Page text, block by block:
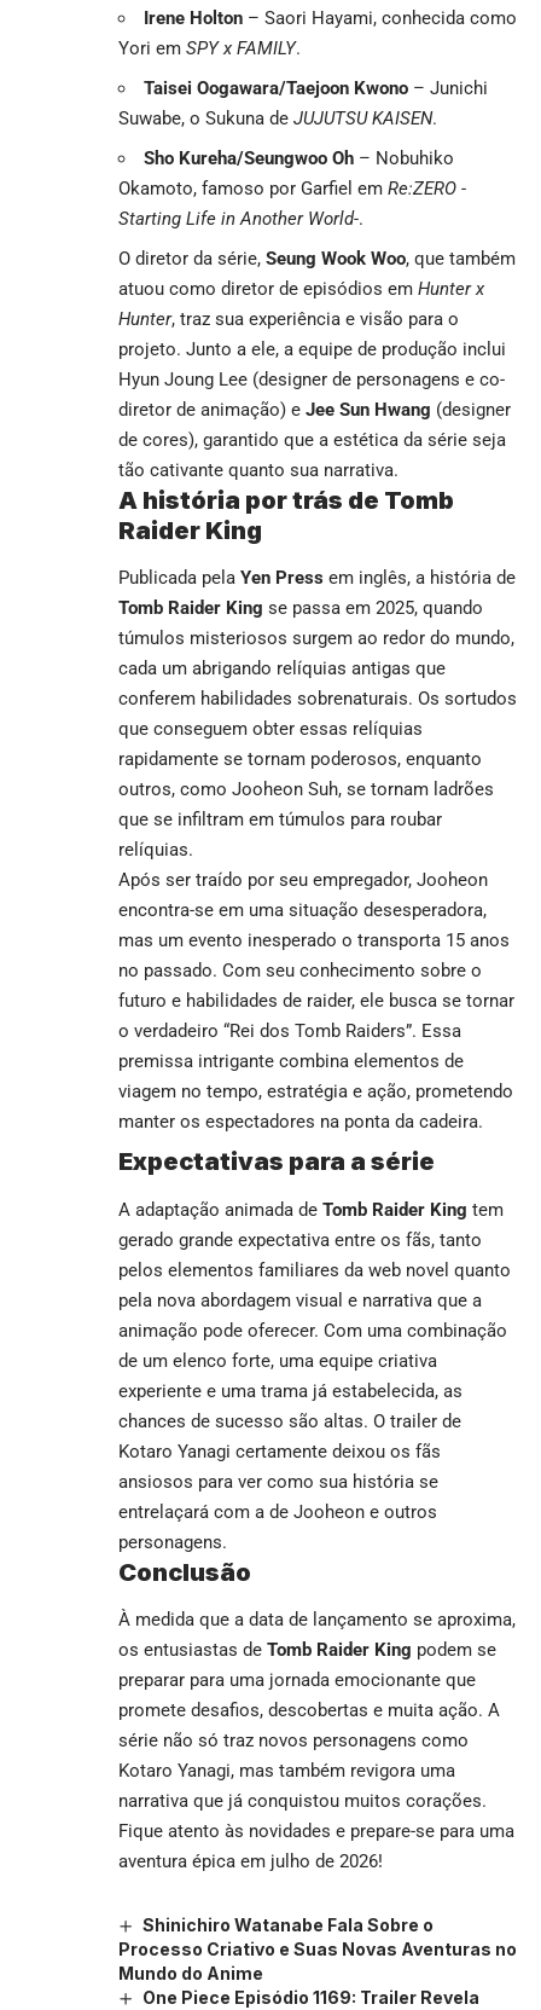
Irene Holton – Saori Hayami, conhecida como
Yori em SPY x FAMILY.
Taisei Oogawara/Taejoon Kwono – Junichi
Suwabe, o Sukuna de JUJUTSU KAISEN.
Sho Kureha/Seungwoo Oh – Nobuhiko
Okamoto, famoso por Garfiel em Re:ZERO -
Starting Life in Another World-.
O diretor da série, Seung Wook Woo, que também
atuou como diretor de episódios em Hunter x
Hunter, traz sua experiência e visão para o
projeto. Junto a ele, a equipe de produção inclui
Hyun Joung Lee (designer de personagens e co-
diretor de animação) e Jee Sun Hwang (designer
de cores), garantido que a estética da série seja
tão cativante quanto sua narrativa.
A história por trás de Tomb
Raider King
Publicada pela Yen Press em inglês, a história de
Tomb Raider King se passa em 2025, quando
túmulos misteriosos surgem ao redor do mundo,
cada um abrigando relíquias antigas que
conferem habilidades sobrenaturais. Os sortudos
que conseguem obter essas relíquias
rapidamente se tornam poderosos, enquanto
outros, como Jooheon Suh, se tornam ladrões
que se infiltram em túmulos para roubar
relíquias.
Após ser traído por seu empregador, Jooheon
encontra-se em uma situação desesperadora,
mas um evento inesperado o transporta 15 anos
no passado. Com seu conhecimento sobre o
futuro e habilidades de raider, ele busca se tornar
o verdadeiro “Rei dos Tomb Raiders”. Essa
premissa intrigante combina elementos de
viagem no tempo, estratégia e ação, prometendo
manter os espectadores na ponta da cadeira.
Expectativas para a série
A adaptação animada de Tomb Raider King tem
gerado grande expectativa entre os fãs, tanto
pelos elementos familiares da web novel quanto
pela nova abordagem visual e narrativa que a
animação pode oferecer. Com uma combinação
de um elenco forte, uma equipe criativa
experiente e uma trama já estabelecida, as
chances de sucesso são altas. O trailer de
Kotaro Yanagi certamente deixou os fãs
ansiosos para ver como sua história se
entrelaçará com a de Jooheon e outros
personagens.
Conclusão
À medida que a data de lançamento se aproxima,
os entusiastas de Tomb Raider King podem se
preparar para uma jornada emocionante que
promete desafios, descobertas e muita ação. A
série não só traz novos personagens como
Kotaro Yanagi, mas também revigora uma
narrativa que já conquistou muitos corações.
Fique atento às novidades e prepare-se para uma
aventura épica em julho de 2026!
Shinichiro Watanabe Fala Sobre o
Processo Criativo e Suas Novas Aventuras no
Mundo do Anime
One Piece Episódio 1169: Trailer Revela